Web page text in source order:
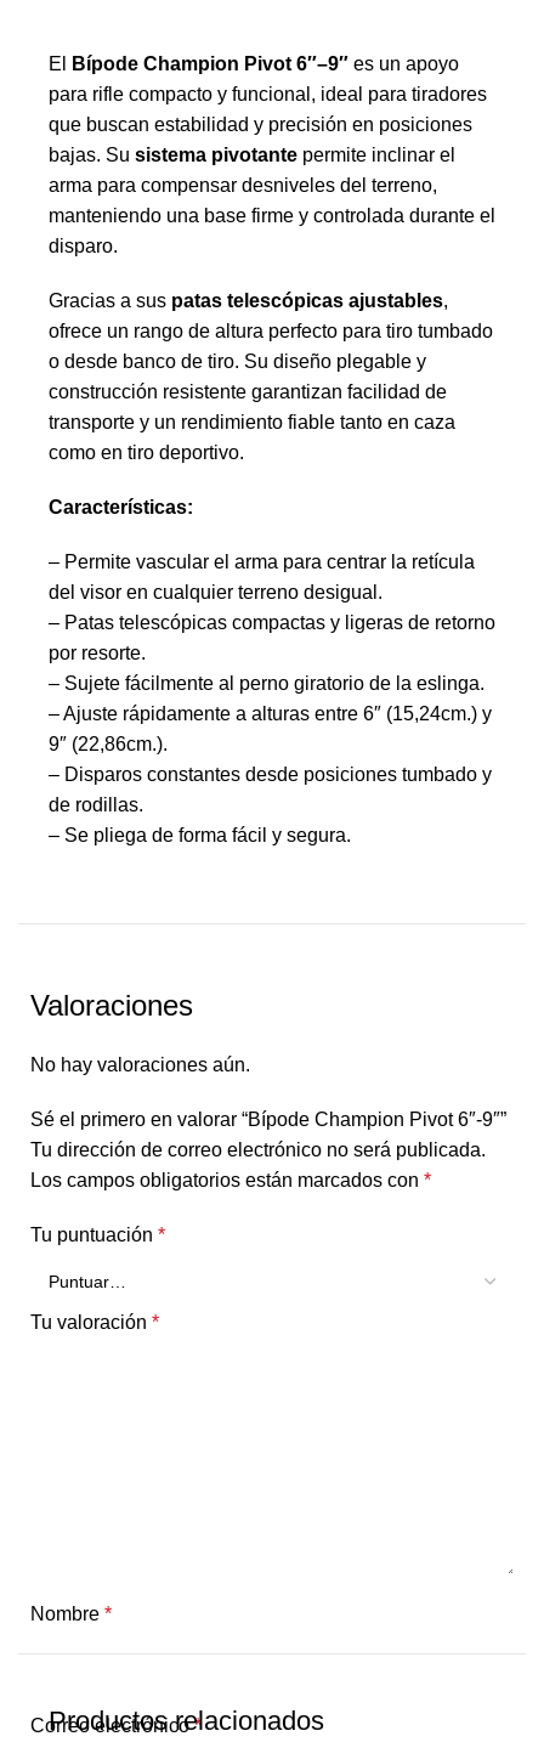
El Bípode Champion Pivot 6″–9″ es un apoyo
para rifle compacto y funcional, ideal para tiradores
que buscan estabilidad y precisión en posiciones
bajas. Su sistema pivotante permite inclinar el
arma para compensar desniveles del terreno,
manteniendo una base firme y controlada durante el
disparo.
Gracias a sus patas telescópicas ajustables,
ofrece un rango de altura perfecto para tiro tumbado
o desde banco de tiro. Su diseño plegable y
construcción resistente garantizan facilidad de
transporte y un rendimiento fiable tanto en caza
como en tiro deportivo.
Características:
– Permite vascular el arma para centrar la retícula
del visor en cualquier terreno desigual.
– Patas telescópicas compactas y ligeras de retorno
por resorte.
– Sujete fácilmente al perno giratorio de la eslinga.
– Ajuste rápidamente a alturas entre 6″ (15,24cm.) y
9″ (22,86cm.).
– Disparos constantes desde posiciones tumbado y
de rodillas.
– Se pliega de forma fácil y segura.
Valoraciones
No hay valoraciones aún.
Sé el primero en valorar “Bípode Champion Pivot 6″-9″”
Tu dirección de correo electrónico no será publicada.
Los campos obligatorios están marcados con *
Tu puntuación *
Tu valoración *
Nombre *
Correo electrónico*
Productos relacionados